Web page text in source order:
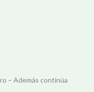
– Además continúa